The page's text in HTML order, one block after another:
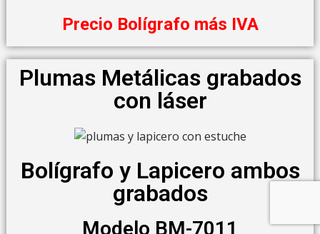
Precio Bolígrafo más IVA
Plumas Metálicas grabados
con láser
Bolígrafo y Lapicero ambos
grabados
Modelo BM-7011